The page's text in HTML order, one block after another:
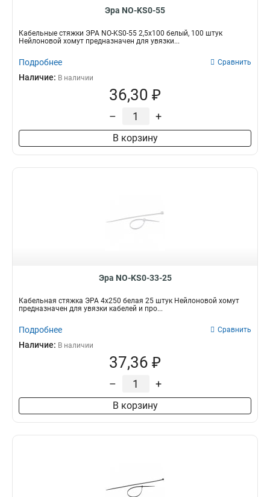
Эра NO-KS0-55
Кабельные стяжки ЭРА NO-KS0-55 2,5х100 белый, 100 штук
Нейлоновой хомут предназначен для увязки...
Подробнее Сравнить
Наличие: В наличии
36,30 ₽
– +
В корзину
Эра NO-KS0-33-25
Кабельная стяжка ЭРА 4x250 белая 25 штук Нейлоновой хомут
предназначен для увязки кабелей и про...
Подробнее Сравнить
Наличие: В наличии
37,36 ₽
– +
В корзину